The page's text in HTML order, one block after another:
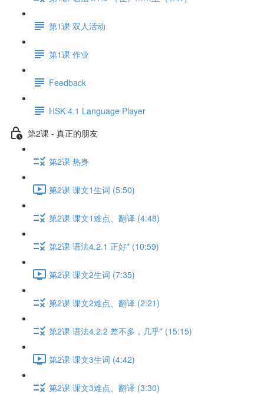
第1课 双人活动
第1课 作业
Feedback
HSK 4.1 Language Player
第2课 - 真正的朋友
第2课 热身
第2课 课文1生词 (5:50)
第2课 课文1难点、翻译 (4:48)
第2课 语法4.2.1 正好* (10:59)
第2课 课文2生词 (7:35)
第2课 课文2难点、翻译 (2:21)
第2课 语法4.2.2 差不多，几乎* (15:15)
第2课 课文3生词 (4:42)
第2课 课文3难点、翻译 (3:30)